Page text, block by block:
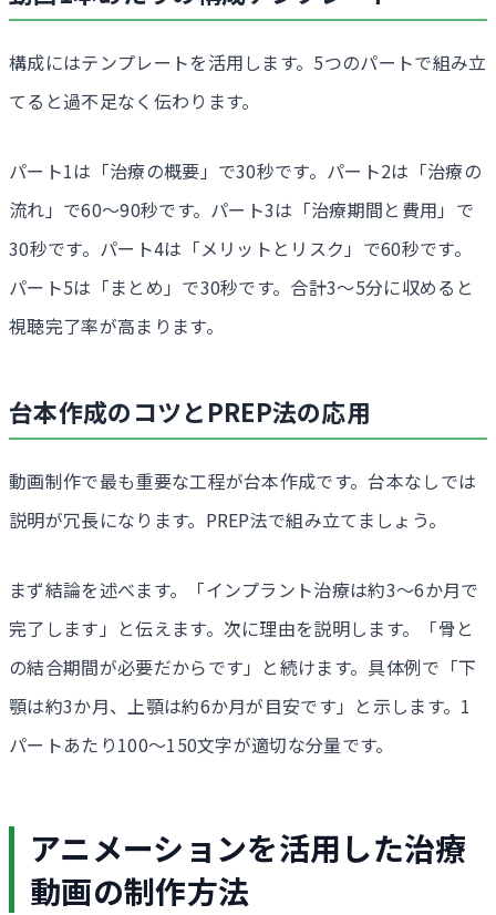
構成にはテンプレートを活用します。5つのパートで組み立
てると過不足なく伝わります。
パート1は「治療の概要」で30秒です。パート2は「治療の
流れ」で60〜90秒です。パート3は「治療期間と費用」で
30秒です。パート4は「メリットとリスク」で60秒です。
パート5は「まとめ」で30秒です。合計3〜5分に収めると
視聴完了率が高まります。
台本作成のコツとPREP法の応用
動画制作で最も重要な工程が台本作成です。台本なしでは
説明が冗長になります。PREP法で組み立てましょう。
まず結論を述べます。「インプラント治療は約3〜6か月で
完了します」と伝えます。次に理由を説明します。「骨と
の結合期間が必要だからです」と続けます。具体例で「下
顎は約3か月、上顎は約6か月が目安です」と示します。1
パートあたり100〜150文字が適切な分量です。
アニメーションを活用した治療
動画の制作方法